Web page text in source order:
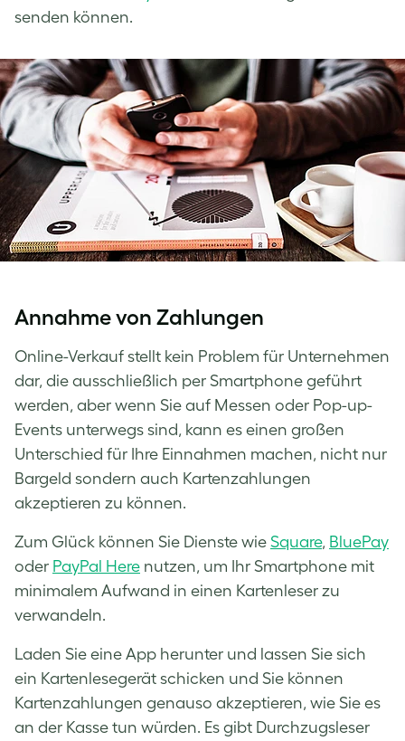
senden können.
Annahme von Zahlungen
Online-Verkauf stellt kein Problem für Unternehmen
dar, die ausschließlich per Smartphone geführt
werden, aber wenn Sie auf Messen oder Pop-up-
Events unterwegs sind, kann es einen großen
Unterschied für Ihre Einnahmen machen, nicht nur
Bargeld sondern auch Kartenzahlungen
akzeptieren zu können.
Zum Glück können Sie Dienste wie Square, BluePay
oder PayPal Here nutzen, um Ihr Smartphone mit
minimalem Aufwand in einen Kartenleser zu
verwandeln.
Laden Sie eine App herunter und lassen Sie sich
ein Kartenlesegerät schicken und Sie können
Kartenzahlungen genauso akzeptieren, wie Sie es
an der Kasse tun würden. Es gibt Durchzugsleser